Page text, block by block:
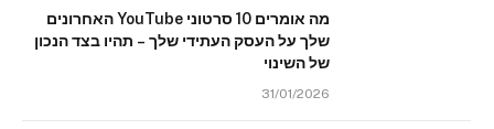
מה אומרים 10 סרטוני YouTube האחרונים
שלך על העסק העתידי שלך – תהיו בצד הנכון
של השינוי
31/01/2026